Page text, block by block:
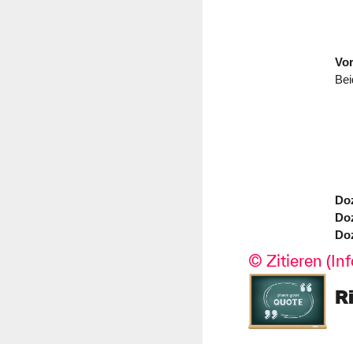
©️ Zitieren